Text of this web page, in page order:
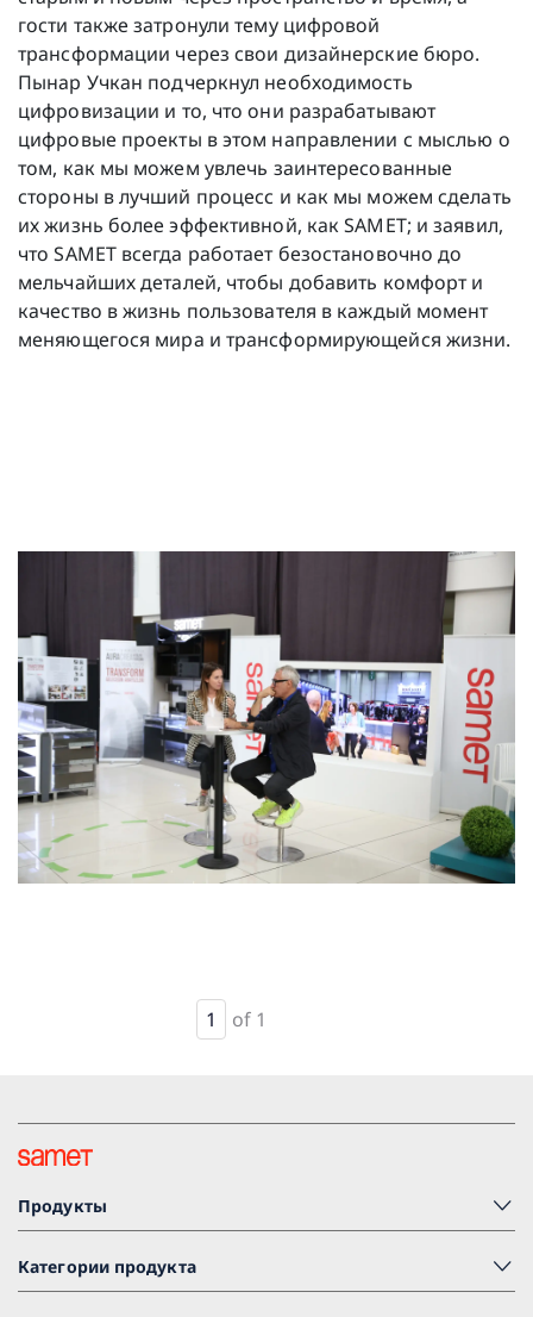
гости также затронули тему цифровой
трансформации через свои дизайнерские бюро.
Пынар Учкан подчеркнул необходимость
цифровизации и то, что они разрабатывают
цифровые проекты в этом направлении с мыслью о
том, как мы можем увлечь заинтересованные
стороны в лучший процесс и как мы можем сделать
их жизнь более эффективной, как SAMET; и заявил,
что SAMET всегда работает безостановочно до
мельчайших деталей, чтобы добавить комфорт и
качество в жизнь пользователя в каждый момент
меняющегося мира и трансформирующейся жизни.
1 of 1
Продукты
Категории продукта